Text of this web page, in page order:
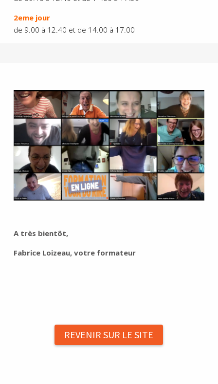
2eme jour
de 9.00 à 12.40 et de 14.00 à 17.00
A très bientôt,
Fabrice Loizeau, votre formateur
REVENIR SUR LE SITE